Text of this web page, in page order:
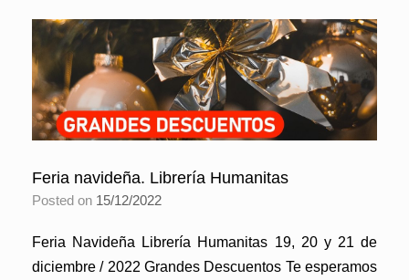
Feria navideña. Librería Humanitas
Posted on 15/12/2022
Feria Navideña Librería Humanitas 19, 20 y 21 de
diciembre / 2022 Grandes Descuentos Te esperamos